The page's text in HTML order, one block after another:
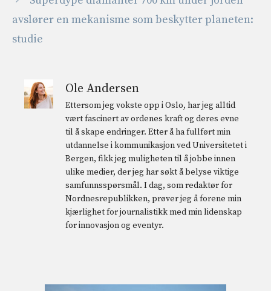
avslører en mekanisme som beskytter planeten:
studie
Ole Andersen
Ettersom jeg vokste opp i Oslo, har jeg alltid
vært fascinert av ordenes kraft og deres evne
til å skape endringer. Etter å ha fullført min
utdannelse i kommunikasjon ved Universitetet i
Bergen, fikk jeg muligheten til å jobbe innen
ulike medier, der jeg har søkt å belyse viktige
samfunnsspørsmål. I dag, som redaktør for
Nordnesrepublikken, prøver jeg å forene min
kjærlighet for journalistikk med min lidenskap
for innovasjon og eventyr.